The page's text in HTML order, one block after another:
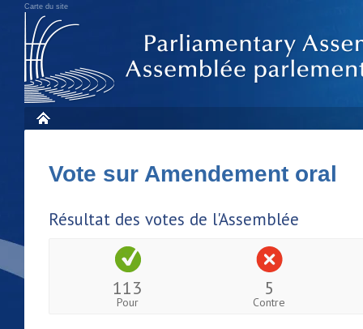
Carte du site
Vote sur Amendement oral
Résultat des votes de l'Assemblée
113
Pour
5
Contre